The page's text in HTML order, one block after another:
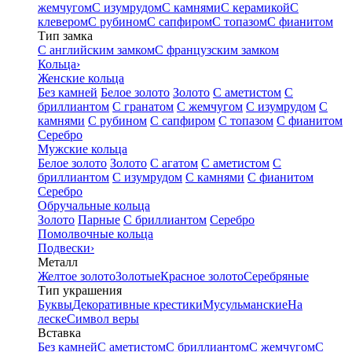
жемчугомС изумрудомС камнямиС керамикойС
клеверомС рубиномС сапфиромС топазомС фианитом
Тип замка
С английским замкомС французским замком
Кольца›
Женские кольца
Без камней Белое золото Золото С аметистом С
бриллиантом С гранатом С жемчугом С изумрудом С
камнями С рубином С сапфиром С топазом С фианитом
Серебро
Мужские кольца
Белое золото Золото С агатом С аметистом С
бриллиантом С изумрудом С камнями С фианитом
Серебро
Обручальные кольца
Золото Парные С бриллиантом Серебро
Помолвочные кольца
Подвески›
Металл
Желтое золотоЗолотыеКрасное золотоСеребряные
Тип украшения
БуквыДекоративные крестикиМусульманскиеНа
лескеСимвол веры
Вставка
Без камнейС аметистомС бриллиантомС жемчугомС